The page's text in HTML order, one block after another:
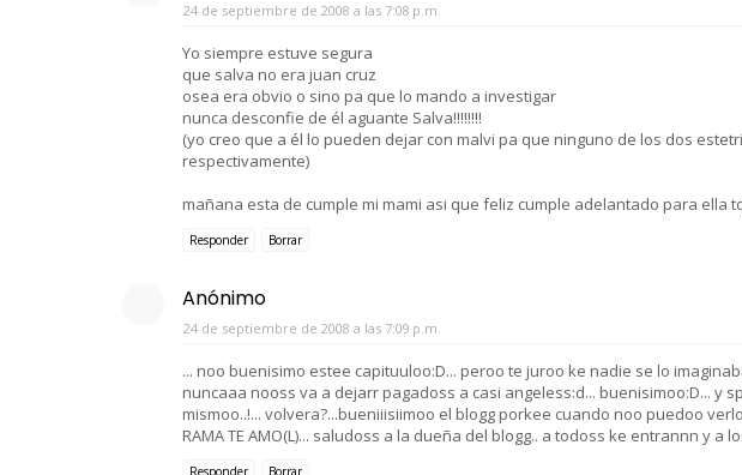
24 de septiembre de 2008 a las 7:08 p.m.
Yo siempre estuve segura
que salva no era juan cruz
osea era obvio o sino pa que lo mando a investigar
nunca desconfie de él aguante Salva!!!!!!!!
(yo creo que a él lo pueden dejar con malvi pa que ninguno de los dos
respectivamente)
mañana esta de cumple mi mami asi que feliz cumple adelantado para ella
Responder Borrar
Anónimo
24 de septiembre de 2008 a las 7:09 p.m.
... noo buenisimo estee capituuloo:D... peroo te juroo ke nadie se lo
nuncaaa nooss va a dejarr pagadoss a casi angeless:d... buenisimoo:D... y
mismoo..!... volvera?...bueniiisiimoo el blogg porkee cuando noo puedoo
RAMA TE AMO(L)... saludoss a la dueña del blogg.. a todoss ke entrannn y a
Responder Borrar